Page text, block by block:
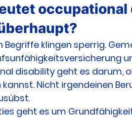
Begriffe klingen sperrig.
disability geht es darum,
Nicht irgendeinen
geht es um